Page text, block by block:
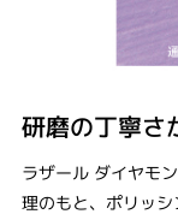
研磨の丁寧さ
ラザール ダイヤモ
理のもと、ポリッ